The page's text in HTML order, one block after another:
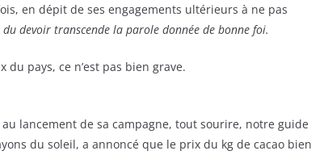
en dépit de ses engagements ultérieurs à ne pas
du devoir transcende la parole donnée de bonne foi.
pays, ce n’est pas bien grave.
lancement de sa campagne, tout sourire, notre guide
du soleil, a annoncé que le prix du kg de cacao bien